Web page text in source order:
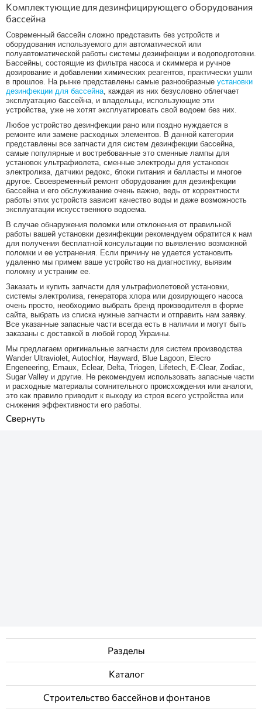
Комплектующие для дезинфицирующего оборудования
бассейна
Современный бассейн сложно представить без устройств и
оборудования используемого для автоматической или
полуавтоматической работы системы дезинфекции и водоподготовки.
Бассейны, состоящие из фильтра насоса и скиммера и ручное
дозирование и добавлении химических реагентов, практически ушли
в прошлое. На рынке представлены самые разнообразные установки
дезинфекции для бассейна , каждая из них безусловно облегчает
эксплуатацию бассейна, и владельцы, использующие эти
устройства, уже не хотят эксплуатировать свой водоем без них.
Любое устройство дезинфекции рано или поздно нуждается в
ремонте или замене расходных элементов. В данной категории
представлены все запчасти для систем дезинфекции бассейна,
самые популярные и востребованные это сменные лампы для
установок ультрафиолета, сменные электроды для установок
электролиза, датчики редокс, блоки питания и балласты и многое
другое. Своевременный ремонт оборудования для дезинфекции
бассейна и его обслуживание очень важно, ведь от корректности
работы этих устройств зависит качество воды и даже возможность
эксплуатации искусственного водоема.
В случае обнаружения поломки или отклонения от правильной
работы вашей установки дезинфекции рекомендуем обратится к нам
для получения бесплатной консультации по выявлению возможной
поломки и ее устранения. Если причину не удается установить
удаленно мы примем ваше устройство на диагностику, выявим
поломку и устраним ее.
Заказать и купить запчасти для ультрафиолетовой установки,
системы электролиза, генератора хлора или дозирующего насоса
очень просто, необходимо выбрать бренд производителя в форме
сайта, выбрать из списка нужные запчасти и отправить нам заявку.
Все указанные запасные части всегда есть в наличии и могут быть
заказаны с доставкой в любой город Украины.
Мы предлагаем оригинальные запчасти для систем производства
Wander Ultraviolet, Autochlor, Hayward, Blue Lagoon, Elecro
Engeneering, Emaux, Eclear, Delta, Triogen, Lifetech, E-Clear, Zodiac,
Sugar Valley и другие. Не рекомендуем использовать запасные части
и расходные материалы сомнительного происхождения или аналоги,
это как правило приводит к выходу из строя всего устройства или
снижения эффективности его работы.
Разделы
Каталог
Строительство бассейнов и фонтанов